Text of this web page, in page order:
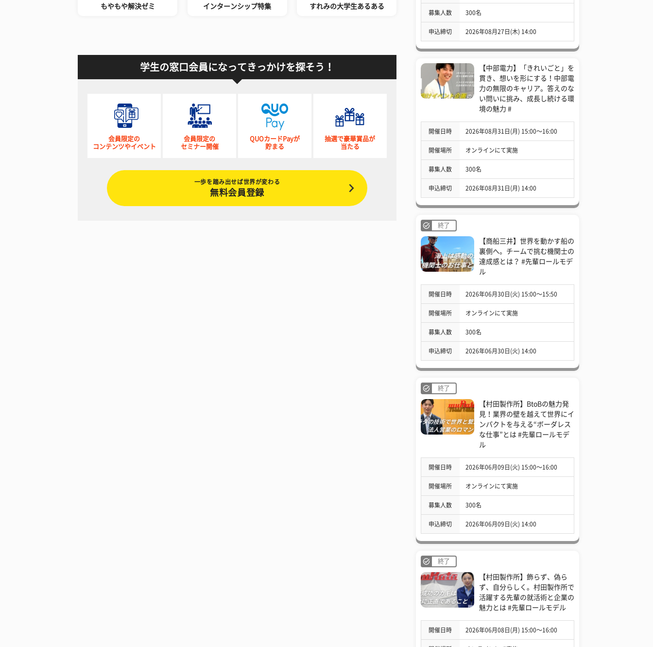
もやもや解決ゼミ インターンシップ特集 すれみの大学生あるある
学生の窓口会員になってきっかけを探そう！
会員限定の
コンテンツやイベント
会員限定の
セミナー開催
QUOカードPayが
貯まる
抽選で豪華賞品が
当たる
一歩を踏み出せば世界が変わる
無料会員登録
募集人数 300名
申込締切 2026年08月27日(木) 14:00
【中部電力】「きれいごと」を
貫き、想いを形にする！中部電
力の無限のキャリア。答えのな
い問いに挑み、成長し続ける環
境の魅力 #
開催日時 2026年08月31日(月) 15:00〜16:00
開催場所 オンラインにて実施
募集人数 300名
申込締切 2026年08月31日(月) 14:00
終了
【商船三井】世界を動かす船の
裏側へ。チームで挑む機関士の
達成感とは？ #先輩ロールモデ
ル
開催日時 2026年06月30日(火) 15:00〜15:50
開催場所 オンラインにて実施
募集人数 300名
申込締切 2026年06月30日(火) 14:00
終了
【村田製作所】BtoBの魅力発
見！業界の壁を越えて世界にイ
ンパクトを与える“ボーダレス
な仕事”とは #先輩ロールモデ
ル
開催日時 2026年06月09日(火) 15:00〜16:00
開催場所 オンラインにて実施
募集人数 300名
申込締切 2026年06月09日(火) 14:00
終了
【村田製作所】飾らず、偽ら
ず、自分らしく。村田製作所で
活躍する先輩の就活術と企業の
魅力とは #先輩ロールモデル
開催日時 2026年06月08日(月) 15:00〜16:00